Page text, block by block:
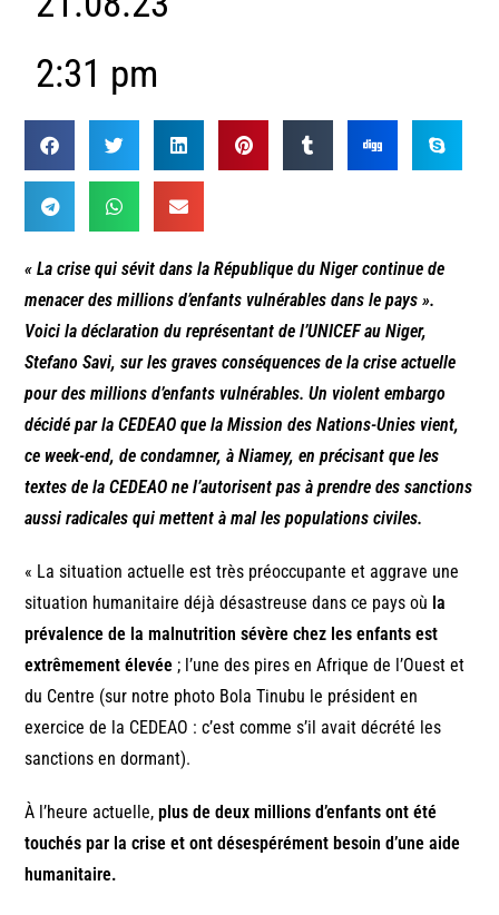
2:31 pm
« La crise qui sévit dans la République du Niger continue de
menacer des millions d’enfants vulnérables dans le pays ».
Voici la déclaration du représentant de l’UNICEF au Niger,
Stefano Savi, sur les graves conséquences de la crise actuelle
pour des millions d’enfants vulnérables. Un violent embargo
décidé par la CEDEAO que la Mission des Nations-Unies vient,
ce week-end, de condamner, à Niamey, en précisant que les
textes de la CEDEAO ne l’autorisent pas à prendre des sanctions
aussi radicales qui mettent à mal les populations civiles.
« La situation actuelle est très préoccupante et aggrave une
situation humanitaire déjà désastreuse dans ce pays où la
prévalence de la malnutrition sévère chez les enfants est
extrêmement élevée ; l’une des pires en Afrique de l’Ouest et
du Centre (sur notre photo Bola Tinubu le président en
exercice de la CEDEAO : c’est comme s’il avait décrété les
sanctions en dormant).
À l’heure actuelle,plus de deux millions d’enfants ont été
touchés par la crise et ont désespérément besoin d’une aide
humanitaire.